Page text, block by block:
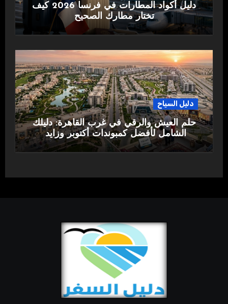
دليل أكواد المطارات في فرنسا 2026 كيف
تختار مطارك الصحيح
دليل السياح
حلم العيش والرقي في غرب القاهرة: دليلك
الشامل لأفضل كمبوندات أكتوبر وزايد